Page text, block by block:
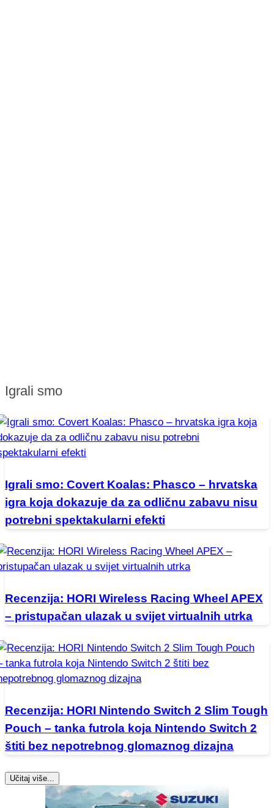
Igrali smo
Igrali smo: Covert Koalas: Phasco – hrvatska
igra koja dokazuje da za odličnu zabavu nisu
potrebni spektakularni efekti
Recenzija: HORI Wireless Racing Wheel APEX
– pristupačan ulazak u svijet virtualnih utrka
Recenzija: HORI Nintendo Switch 2 Slim Tough
Pouch – tanka futrola koja Nintendo Switch 2
štiti bez nepotrebnog glomaznog dizajna
Učitaj više...